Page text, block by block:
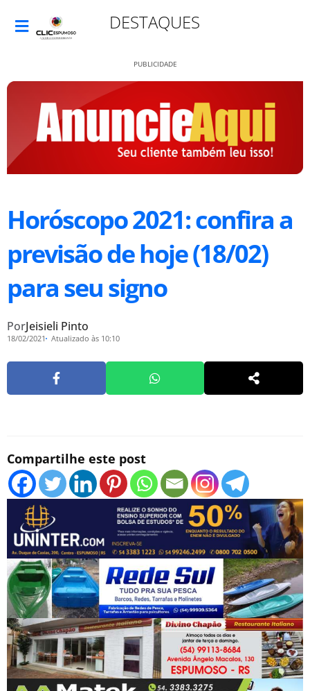
DESTAQUES
PUBLICIDADE
Horóscopo 2021: confira a
previsão de hoje (18/02)
para seu signo
PorJeisieli Pinto
18/02/2021 Atualizado às 10:10
Compartilhe este post